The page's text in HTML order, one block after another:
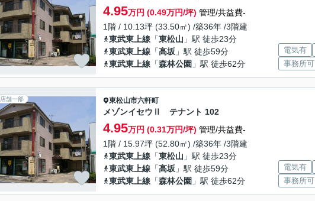
4.95万円 (0.49万円/坪) 管理/共益費-
1階 / 10.13坪 (33.50㎡) /築36年 /3階建
東武東上線 「東松山 」駅 徒歩23分
東武東上線 「高坂 」駅 徒歩59分
東武東上線 「森林公園 」駅 徒歩62分
電気有
事務所可
店舗一部 東松山市六軒町
メゾンイセウⅡ テナント 102
4.95万円 (0.31万円/坪) 管理/共益費-
1階 / 15.97坪 (52.80㎡) /築36年 /3階建
東武東上線 「東松山 」駅 徒歩23分
東武東上線 「高坂 」駅 徒歩59分
東武東上線 「森林公園 」駅 徒歩62分
電気有
事務所可